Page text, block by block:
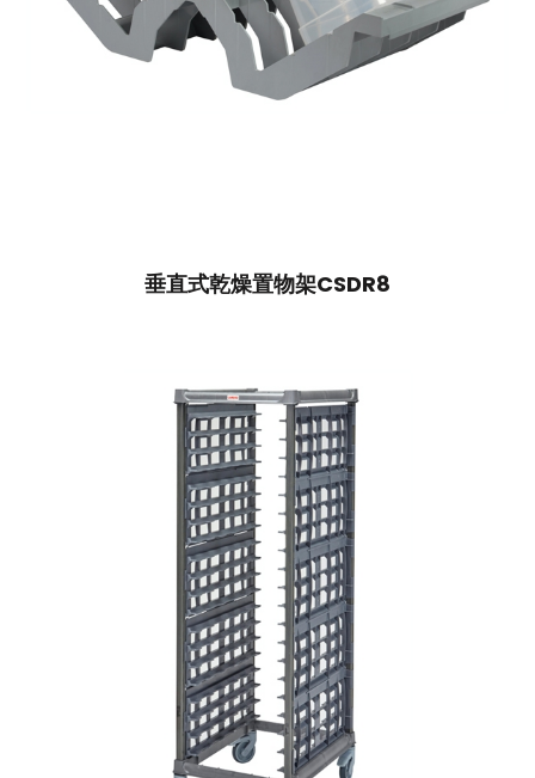
垂直式乾燥置物架CSDR8